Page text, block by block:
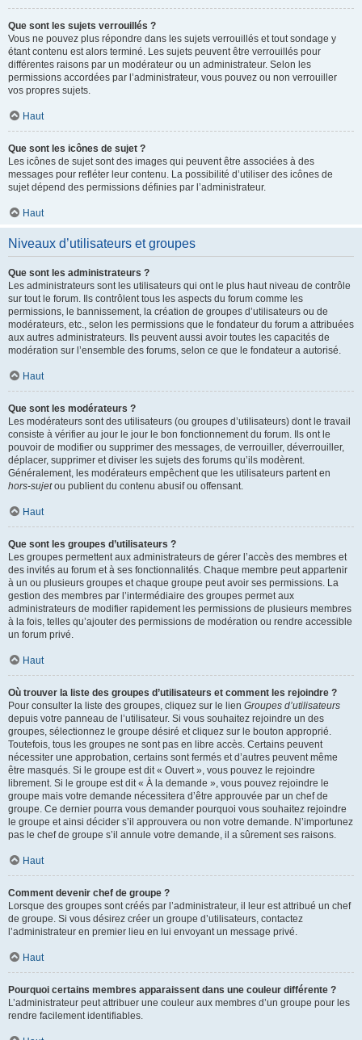
Que sont les sujets verrouillés ?
Vous ne pouvez plus répondre dans les sujets verrouillés et tout sondage y
étant contenu est alors terminé. Les sujets peuvent être verrouillés pour
différentes raisons par un modérateur ou un administrateur. Selon les
permissions accordées par l’administrateur, vous pouvez ou non verrouiller
vos propres sujets.
Haut
Que sont les icônes de sujet ?
Les icônes de sujet sont des images qui peuvent être associées à des
messages pour refléter leur contenu. La possibilité d’utiliser des icônes de
sujet dépend des permissions définies par l’administrateur.
Haut
Niveaux d’utilisateurs et groupes
Que sont les administrateurs ?
Les administrateurs sont les utilisateurs qui ont le plus haut niveau de contrôle
sur tout le forum. Ils contrôlent tous les aspects du forum comme les
permissions, le bannissement, la création de groupes d’utilisateurs ou de
modérateurs, etc., selon les permissions que le fondateur du forum a attribuées
aux autres administrateurs. Ils peuvent aussi avoir toutes les capacités de
modération sur l’ensemble des forums, selon ce que le fondateur a autorisé.
Haut
Que sont les modérateurs ?
Les modérateurs sont des utilisateurs (ou groupes d’utilisateurs) dont le travail
consiste à vérifier au jour le jour le bon fonctionnement du forum. Ils ont le
pouvoir de modifier ou supprimer des messages, de verrouiller, déverrouiller,
déplacer, supprimer et diviser les sujets des forums qu’ils modèrent.
Généralement, les modérateurs empêchent que les utilisateurs partent en
hors-sujetou publient du contenu abusif ou offensant.
Haut
Que sont les groupes d’utilisateurs ?
Les groupes permettent aux administrateurs de gérer l’accès des membres et
des invités au forum et à ses fonctionnalités. Chaque membre peut appartenir
à un ou plusieurs groupes et chaque groupe peut avoir ses permissions. La
gestion des membres par l’intermédiaire des groupes permet aux
administrateurs de modifier rapidement les permissions de plusieurs membres
à la fois, telles qu’ajouter des permissions de modération ou rendre accessible
un forum privé.
Haut
Où trouver la liste des groupes d’utilisateurs et comment les rejoindre ?
Pour consulter la liste des groupes, cliquez sur le lien Groupes d’utilisateurs
depuis votre panneau de l’utilisateur. Si vous souhaitez rejoindre un des
groupes, sélectionnez le groupe désiré et cliquez sur le bouton approprié.
Toutefois, tous les groupes ne sont pas en libre accès. Certains peuvent
nécessiter une approbation, certains sont fermés et d’autres peuvent même
être masqués. Si le groupe est dit « Ouvert », vous pouvez le rejoindre
librement. Si le groupe est dit « À la demande », vous pouvez rejoindre le
groupe mais votre demande nécessitera d’être approuvée par un chef de
groupe. Ce dernier pourra vous demander pourquoi vous souhaitez rejoindre
le groupe et ainsi décider s’il approuvera ou non votre demande. N’importunez
pas le chef de groupe s’il annule votre demande, il a sûrement ses raisons.
Haut
Comment devenir chef de groupe ?
Lorsque des groupes sont créés par l’administrateur, il leur est attribué un chef
de groupe. Si vous désirez créer un groupe d’utilisateurs, contactez
l’administrateur en premier lieu en lui envoyant un message privé.
Haut
Pourquoi certains membres apparaissent dans une couleur différente ?
L’administrateur peut attribuer une couleur aux membres d’un groupe pour les
rendre facilement identifiables.